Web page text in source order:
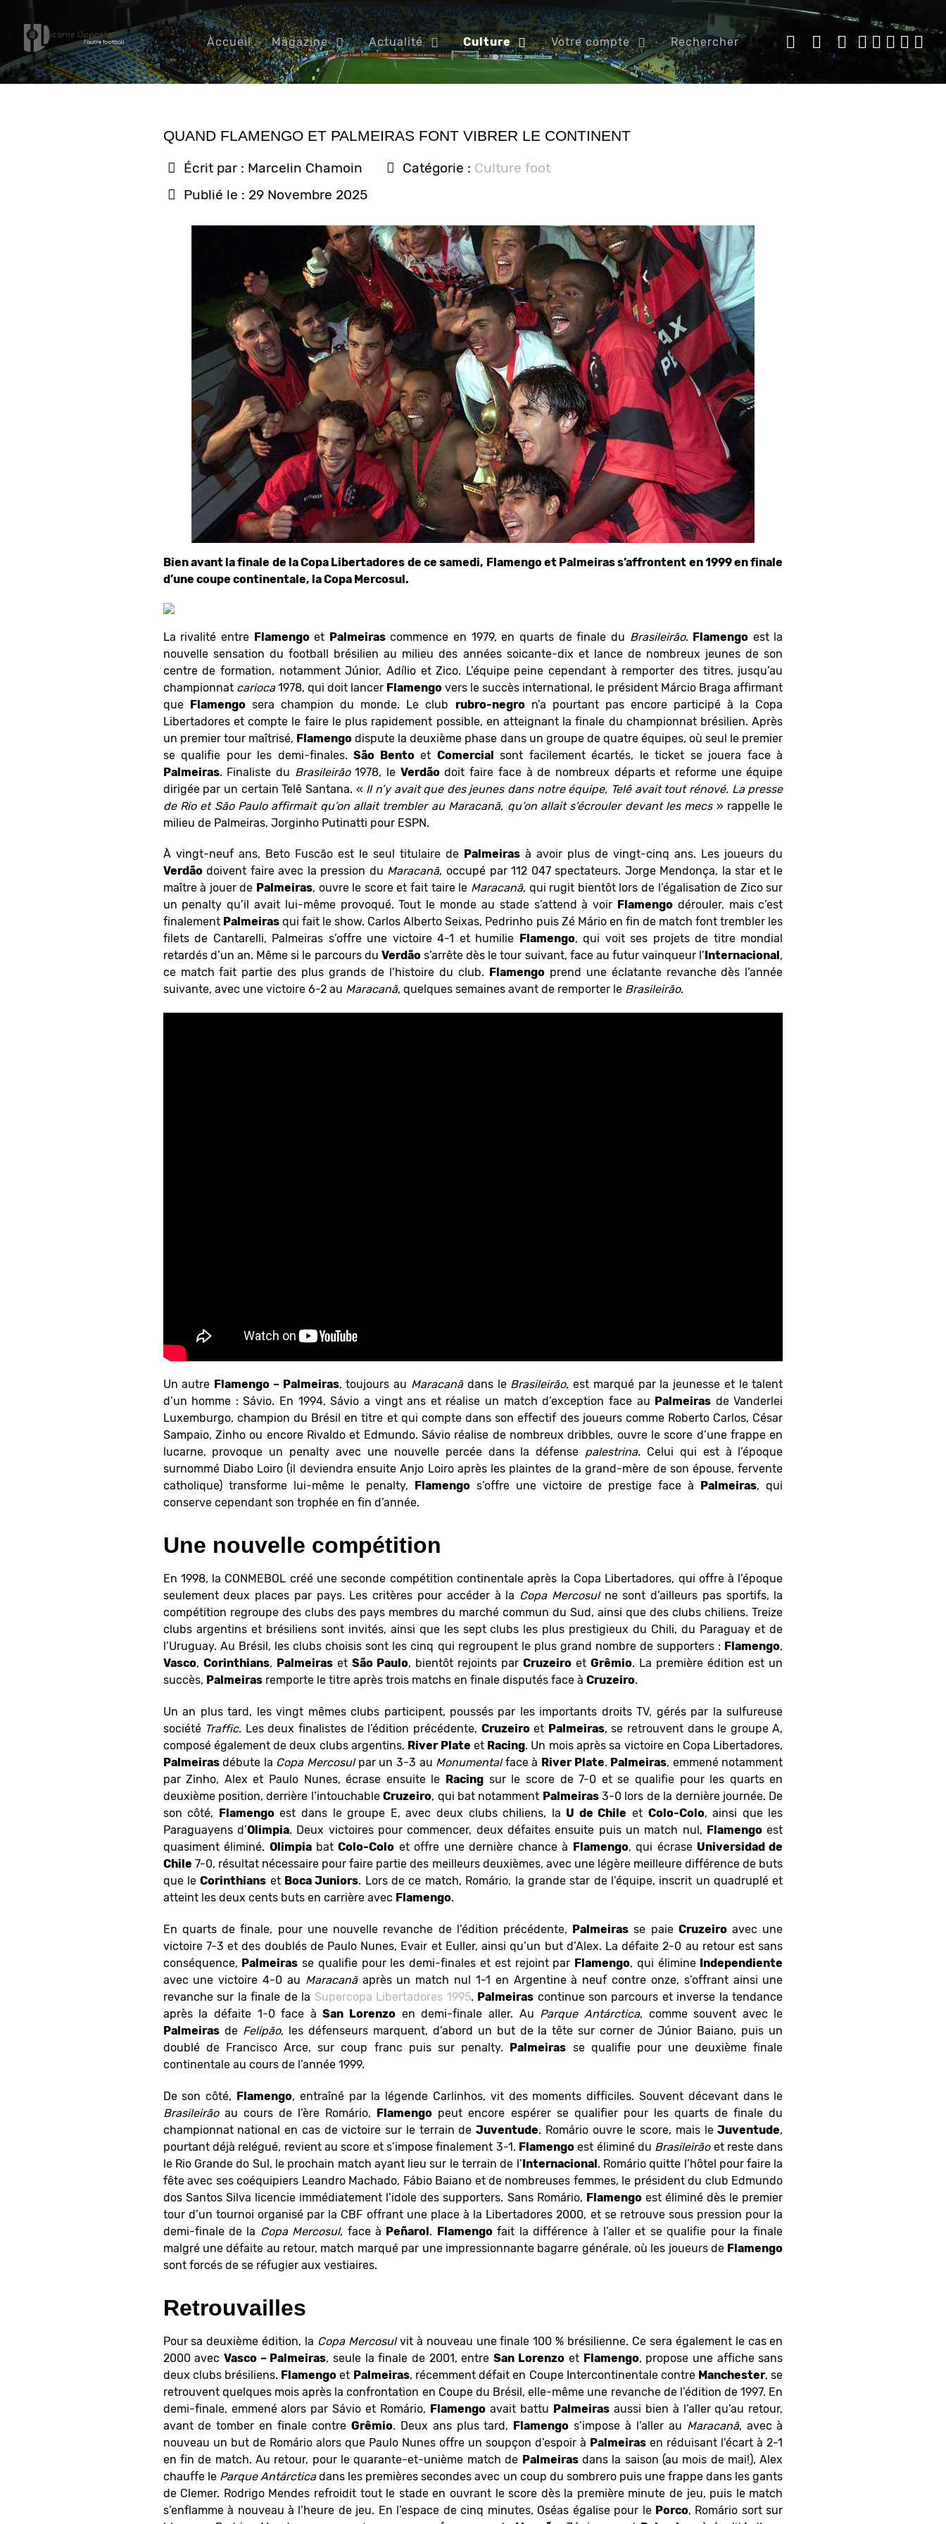
Accueil Magazine Actualité Culture Votre compte Rechercher
QUAND FLAMENGO ET PALMEIRAS FONT VIBRER LE CONTINENT
Écrit par : Marcelin Chamoin Catégorie : Culture foot
Publié le : 29 Novembre 2025
Bien avant la finale de la Copa Libertadores de ce samedi, Flamengo et Palmeiras s’affrontent en 1999 en finale
d’une coupe continentale, la Copa Mercosul.
La rivalité entre Flamengoet Palmeirascommence en 1979, en quarts de finale du Brasileirão. Flamengo est la
nouvelle sensation du football brésilien au milieu des années soicante-dix et lance de nombreux jeunes de son
centre de formation, notamment Júnior, Adílio et Zico. L’équipe peine cependant à remporter des titres, jusqu’au
championnat carioca1978, qui doit lancer Flamengovers le succès international, le président Márcio Braga affirmant
que Flamengosera champion du monde. Le club rubro-negron’a pourtant pas encore participé à la Copa
Libertadores et compte le faire le plus rapidement possible, en atteignant la finale du championnat brésilien. Après
un premier tour maîtrisé, Flamengo dispute la deuxième phase dans un groupe de quatre équipes, où seul le premier
se qualifie pour les demi-finales.São Bentoet Comercial sont facilement écartés, le ticket se jouera face à
Palmeiras. Finaliste du Brasileirão1978, le Verdãodoit faire face à de nombreux départs et reforme une équipe
dirigée par un certain Telê Santana. « Il n’y avait que des jeunes dans notre équipe, Telê avait tout rénové. La presse
de Rio et São Paulo affirmait qu’on allait trembler au Maracanã, qu’on allait s’écrouler devant les mecs » rappelle le
milieu de Palmeiras, Jorginho Putinatti pour ESPN.
À vingt-neuf ans, Beto Fuscão est le seul titulaire de Palmeiras à avoir plus de vingt-cinq ans. Les joueurs du
Verdãodoivent faire avec la pression du Maracanã, occupé par 112 047 spectateurs. Jorge Mendonça, la star et le
maître à jouer de Palmeiras, ouvre le score et fait taire le Maracanã, qui rugit bientôt lors de l’égalisation de Zico sur
un penalty qu’il avait lui-même provoqué. Tout le monde au stade s’attend à voir Flamengodérouler, mais c’est
finalement Palmeirasqui fait le show. Carlos Alberto Seixas, Pedrinho puis Zé Mário en fin de match font trembler les
filets de Cantarelli, Palmeiras s’offre une victoire 4-1 et humilie
Flamengo, qui voit ses projets de titre mondial
retardés d’un an. Même si le parcours du Verdãos’arrête dès le tour suivant, face au futur vainqueur l’ Internacional ,
ce match fait partie des plus grands de l’histoire du club.
Flamengoprend une éclatante revanche dès l’année
suivante, avec une victoire 6-2 au Maracanã, quelques semaines avant de remporter le Brasileirão.
Un autre Flamengo – Palmeiras, toujours au Maracanãdans le Brasileirão, est marqué par la jeunesse et le talent
d’un homme : Sávio. En 1994, Sávio a vingt ans et réalise un match d’exception face au Palmeiras de Vanderlei
Luxemburgo, champion du Brésil en titre et qui compte dans son effectif des joueurs comme Roberto Carlos, César
Sampaio, Zinho ou encore Rivaldo et Edmundo. Sávio réalise de nombreux dribbles, ouvre le score d’une frappe en
lucarne, provoque un penalty avec une nouvelle percée dans la défense palestrina. Celui qui est à l’époque
surnommé Diabo Loiro (il deviendra ensuite Anjo Loiro après les plaintes de la grand-mère de son épouse, fervente
catholique) transforme lui-même le penalty,
Flamengos’offre une victoire de prestige face à Palmeiras, qui
conserve cependant son trophée en fin d’année.
Une nouvelle compétition
En 1998, la CONMEBOL créé une seconde compétition continentale après la Copa Libertadores, qui offre à l’époque
seulement deux places par pays. Les critères pour accéder à la Copa Mercosulne sont d’ailleurs pas sportifs, la
compétition regroupe des clubs des pays membres du marché commun du Sud, ainsi que des clubs chiliens. Treize
clubs argentins et brésiliens sont invités, ainsi que les sept clubs les plus prestigieux du Chili, du Paraguay et de
l’Uruguay. Au Brésil, les clubs choisis sont les cinq qui regroupent le plus grand nombre de supporters : Flamengo,
Vasco, Corinthians, Palmeiraset São Paulo, bientôt rejoints parCruzeiro etGrêmio. La première édition est un
succès, Palmeirasremporte le titre après trois matchs en finale disputés face à Cruzeiro.
Un an plus tard, les vingt mêmes clubs participent, poussés par les importants droits TV, gérés par la sulfureuse
société Traffic. Les deux finalistes de l’édition précédente, Cruzeiroet Palmeiras, se retrouvent dans le groupe A,
composé également de deux clubs argentins, River Plate et Racing. Un mois après sa victoire en Copa Libertadores,
Palmeirasdébute la Copa Mercosulpar un 3-3 au Monumentalface à River Plate. Palmeiras, emmené notamment
par Zinho, Alex et Paulo Nunes, écrase ensuite le
Racing sur le score de 7-0 et se qualifie pour les quarts en
deuxième position, derrière l’intouchableCruzeiro, qui bat notamment Palmeiras3-0 lors de la dernière journée. De
son côté,
Flamengoest dans le groupe E, avec deux clubs chiliens, la U de Chile et Colo-Colo, ainsi que les
Paraguayens d’Olimpia. Deux victoires pour commencer, deux défaites ensuite puis un match nul, Flamengo est
quasiment éliminé. OlimpiabatColo-Colo et offre une dernière chance à Flamengo, qui écrase Universidad de
Chile 7-0, résultat nécessaire pour faire partie des meilleurs deuxièmes, avec une légère meilleure différence de buts
que leCorinthians et Boca Juniors. Lors de ce match, Romário, la grande star de l’équipe, inscrit un quadruplé et
atteint les deux cents buts en carrière avec Flamengo.
En quarts de finale, pour une nouvelle revanche de l’édition précédente, Palmeiras se paie Cruzeiroavec une
victoire 7-3 et des doublés de Paulo Nunes, Evair et Euller, ainsi qu’un but d’Alex. La défaite 2-0 au retour est sans
conséquence, Palmeiras se qualifie pour les demi-finales et est rejoint par Flamengo, qui élimine Independiente
avec une victoire 4-0 au Maracanãaprès un match nul 1-1 en Argentine à neuf contre onze, s’offrant ainsi une
revanche sur la finale de la Supercopa Libertadores 1995. Palmeiras continue son parcours et inverse la tendance
après la défaite 1-0 face àSan Lorenzo en demi-finale aller. Au Parque Antárctica, comme souvent avec le
Palmeirasde Felipão, les défenseurs marquent, d’abord un but de la tête sur corner de Júnior Baiano, puis un
doublé de Francisco Arce, sur coup franc puis sur penalty. Palmeiras se qualifie pour une deuxième finale
continentale au cours de l’année 1999.
De son côté, Flamengo, entraîné par la légende Carlinhos, vit des moments difficiles. Souvent décevant dans le
Brasileirãoau cours de l’ère Romário, Flamengo peut encore espérer se qualifier pour les quarts de finale du
championnat national en cas de victoire sur le terrain deJuventude. Romário ouvre le score, mais leJuventude,
pourtant déjà relégué, revient au score et s’impose finalement 3-1. Flamengo est éliminé du Brasileirãoet reste dans
le Rio Grande do Sul, le prochain match ayant lieu sur le terrain de l’Internacional. Romário quitte l’hôtel pour faire la
fête avec ses coéquipiers Leandro Machado, Fábio Baiano et de nombreuses femmes, le président du club Edmundo
dos Santos Silva licencie immédiatement l’idole des supporters. Sans Romário, Flamengoest éliminé dès le premier
tour d’un tournoi organisé par la CBF offrant une place à la Libertadores 2000, et se retrouve sous pression pour la
demi-finale de la Copa Mercosul, face à Peñarol. Flamengofait la différence à l’aller et se qualifie pour la finale
malgré une défaite au retour, match marqué par une impressionnante bagarre générale, où les joueurs de Flamengo
sont forcés de se réfugier aux vestiaires.
Retrouvailles
Pour sa deuxième édition, la Copa Mercosulvit à nouveau une finale 100 % brésilienne. Ce sera également le cas en
2000 avec Vasco – Palmeiras, seule la finale de 2001, entre San Lorenzo et Flamengo, propose une affiche sans
deux clubs brésiliens. Flamengo et Palmeiras, récemment défait en Coupe Intercontinentale contre Manchester, se
retrouvent quelques mois après la confrontation en Coupe du Brésil, elle-même une revanche de l’édition de 1997. En
demi-finale, emmené alors par Sávio et Romário, Flamengo avait battu Palmeirasaussi bien à l’aller qu’au retour,
avant de tomber en finale contre Grêmio. Deux ans plus tard, Flamengo s’impose à l’aller au Maracanã, avec à
nouveau un but de Romário alors que Paulo Nunes offre un soupçon d’espoir à Palmeiras en réduisant l’écart à 2-1
en fin de match. Au retour, pour le quarante-et-unième match de Palmeirasdans la saison (au mois de mai!), Alex
chauffe le Parque Antárcticadans les premières secondes avec un coup du sombrero puis une frappe dans les gants
de Clemer. Rodrigo Mendes refroidit tout le stade en ouvrant le score dès la première minute de jeu, puis le match
s’enflamme à nouveau à l’heure de jeu. En l’espace de cinq minutes, Oséas égalise pour le Porco, Romário sort sur